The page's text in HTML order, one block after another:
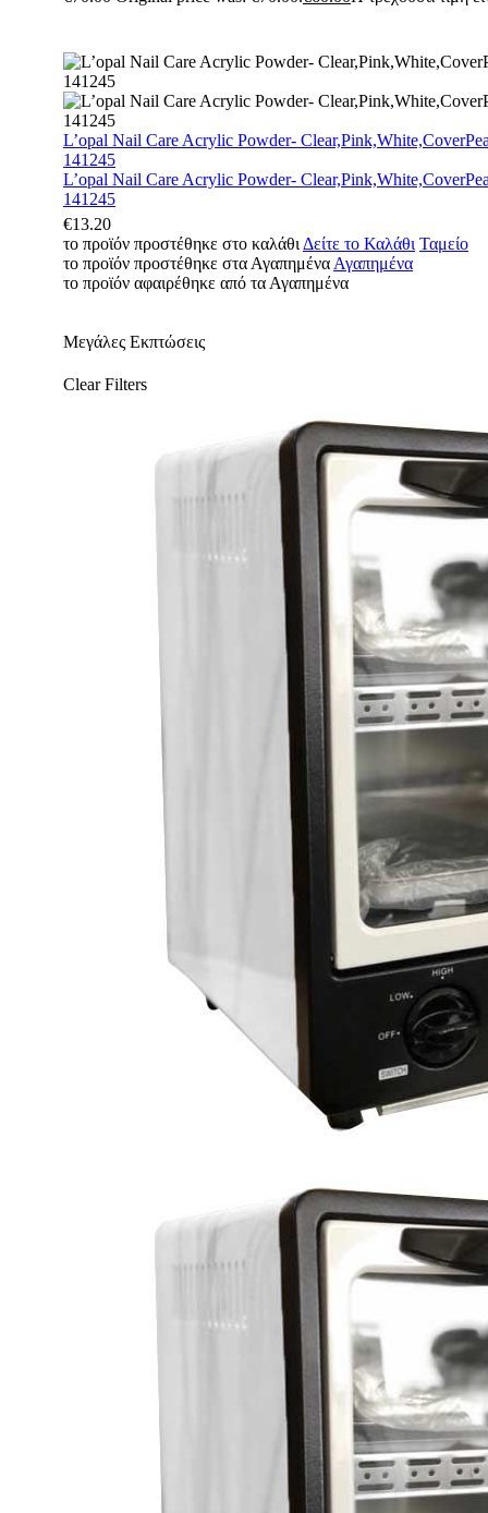
L’opal Nail Care Acrylic Powder-
141245
L’opal Nail Care Acrylic Powder-
141245
€13.20
το προϊόν προστέθηκε στο καλάθι Δείτε το Καλάθι Ταμείο
το προϊόν προστέθηκε στα Αγαπημένα Αγαπημένα
το προϊόν αφαιρέθηκε από τα Αγαπημένα
Μεγάλες Εκπτώσεις
Clear Filters